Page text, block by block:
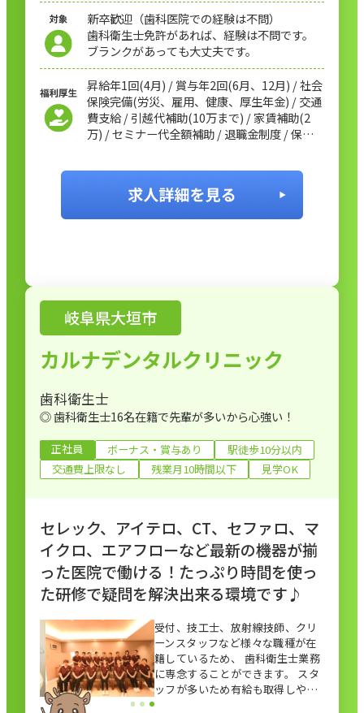
新卒歓迎（歯科医院での経験は不問）
歯科衛生士免許があれば、経験は不問です。
ブランクがあっても大丈夫です。
昇給年1回(4月) / 賞与年2回(6月、12月) / 社会
保険完備(労災、雇用、健康、厚生年金) / 交通
費支給 / 引越代補助(10万まで) / 家賃補助(2
万) / セミナー代全額補助 / 退職金制度 / 保育
岐阜県大垣市
カルナデンタルクリニック
歯科衛生士
◎ 歯科衛生士16名在籍で先輩が多いから心強い！
正社員 ボーナス・賞与あり
駅徒歩10分以内
交通費上限なし
残業月10時間以下 見学OK
セレック、アイテロ、CT、セファロ、マ
イクロ、エアフローなど最新の機器が揃
った医院で働ける！たっぷり時間を使っ
た研修で疑問を解決出来る環境です♪
受付、技工士、放射線技師、クリ
ーンスタッフなど様々な職種が在
籍しているため、 歯科衛生士業務
に専念することができます。 スタ
ッフが多いため有給も取得しやす
い♪